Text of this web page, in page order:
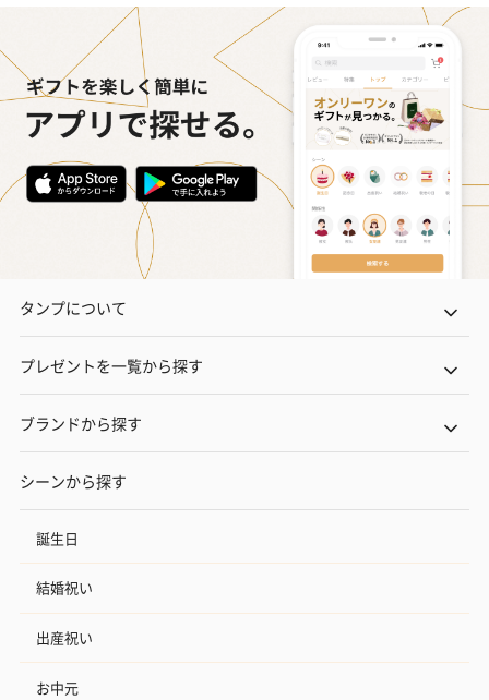
タンプについて
プレゼントを一覧から探す
ブランドから探す
シーンから探す
誕生日
結婚祝い
出産祝い
お中元